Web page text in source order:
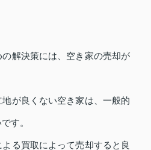
解決策には、空き家の売却が
が良くない空き家は、一般的
す。
る買取によって売却すると良